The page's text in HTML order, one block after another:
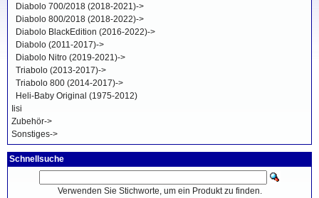
Diabolo 700/2018 (2018-2021)->
Diabolo 800/2018 (2018-2022)->
Diabolo BlackEdition (2016-2022)->
Diabolo (2011-2017)->
Diabolo Nitro (2019-2021)->
Triabolo (2013-2017)->
Triabolo 800 (2014-2017)->
Heli-Baby Original (1975-2012)
Iisi
Zubehör->
Sonstiges->
Schnellsuche
Verwenden Sie Stichworte, um ein Produkt zu finden.